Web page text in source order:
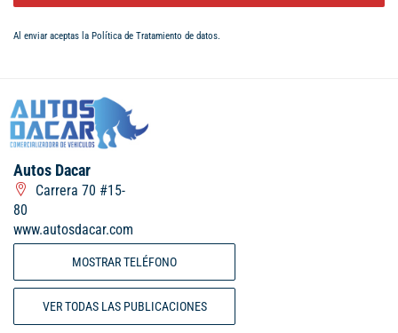
Al enviar aceptas la Política de Tratamiento de datos.
Autos Dacar
Carrera 70 #15-
80
www.autosdacar.com
MOSTRAR TELÉFONO
VER TODAS LAS PUBLICACIONES